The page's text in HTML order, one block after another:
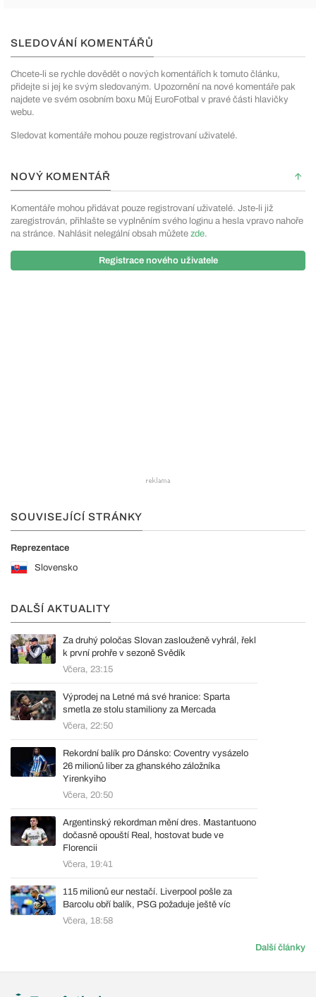
SLEDOVÁNÍ KOMENTÁŘŮ
Chcete-li se rychle dovědět o nových komentářích k tomuto článku,
přidejte si jej ke svým sledovaným. Upozornění na nové komentáře pak
najdete ve svém osobním boxu Můj EuroFotbal v pravé části hlavičky
webu.
Sledovat komentáře mohou pouze registrovaní uživatelé.
NOVÝ KOMENTÁŘ
Komentáře mohou přidávat pouze registrovaní uživatelé. Jste-li již
zaregistrován, přihlašte se vyplněním svého loginu a hesla vpravo nahoře
na stránce. Nahlásit nelegální obsah můžete zde.
Registrace nového uživatele
SOUVISEJÍCÍ STRÁNKY
Reprezentace
Slovensko
DALŠÍ AKTUALITY
Za druhý poločas Slovan zaslouženě vyhrál, řekl
k první prohře v sezoně Svědík
Včera, 23:15
Výprodej na Letné má své hranice: Sparta
smetla ze stolu stamiliony za Mercada
Včera, 22:50
Rekordní balík pro Dánsko: Coventry vysázelo
26 milionů liber za ghanského záložníka
Yirenkyiho
Včera, 20:50
Argentinský rekordman mění dres. Mastantuono
dočasně opouští Real, hostovat bude ve
Florencii
Včera, 19:41
115 milionů eur nestačí. Liverpool pošle za
Barcolu obří balík, PSG požaduje ještě víc
Včera, 18:58
Další články